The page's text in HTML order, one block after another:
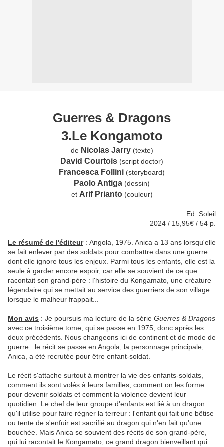
Guerres & Dragons
3.Le Kongamoto
deNicolas Jarry(texte)
David Courtois (script doctor)
Francesca Follini (storyboard)
Paolo Antiga (dessin)
et Arif Prianto(couleur)
Ed. Soleil
2024 / 15,95€ / 54 p.
Le résumé de l'éditeur: Angola, 1975. Anica a 13 ans lorsqu'elle
se fait enlever par des soldats pour combattre dans une guerre
dont elle ignore tous les enjeux. Parmi tous les enfants, elle est la
seule à garder encore espoir, car elle se souvient de ce que
racontait son grand-père : l'histoire du Kongamato, une créature
légendaire qui se mettait au service des guerriers de son village
lorsque le malheur frappait...
Mon avis : Je poursuis ma lecture de la série Guerres & Dragons
avec ce troisième tome, qui se passe en 1975, donc après les
deux précédents. Nous changeons ici de continent et de mode de
guerre : le récit se passe en Angola, la personnage principale,
Anica, a été recrutée pour être enfant-soldat.
Le récit s'attache surtout à montrer la vie des enfants-soldats,
comment ils sont volés à leurs familles, comment on les forme
pour devenir soldats et comment la violence devient leur
quotidien. Le chef de leur groupe d'enfants est lié à un dragon
qu'il utilise pour faire régner la terreur : l'enfant qui fait une bêtise
ou tente de s'enfuir est sacrifié au dragon qui n'en fait qu'une
bouchée. Mais Anica se souvient des récits de son grand-père,
qui lui racontait le Kongamato, ce grand dragon bienveillant qui